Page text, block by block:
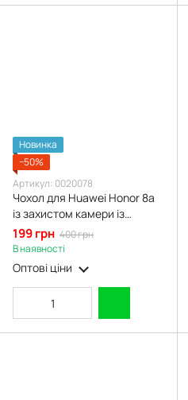
Новинка
−50%
Артикул: 0020078
Чохол для Huawei Honor 8a
із захистом камери із
золотою окантовкою на
хуавей хонор 8a чорний gs1
199 грн 400 грн
В наявності
Оптові ціни